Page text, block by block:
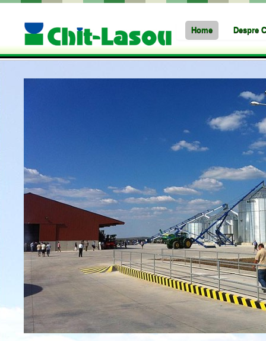
Home Despre